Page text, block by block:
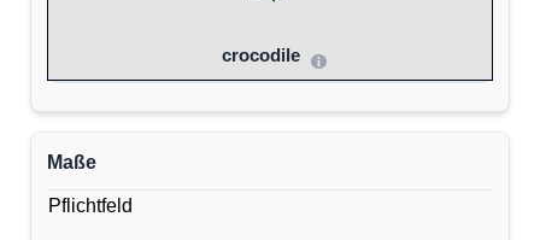
crocodile
Maße
Pflichtfeld